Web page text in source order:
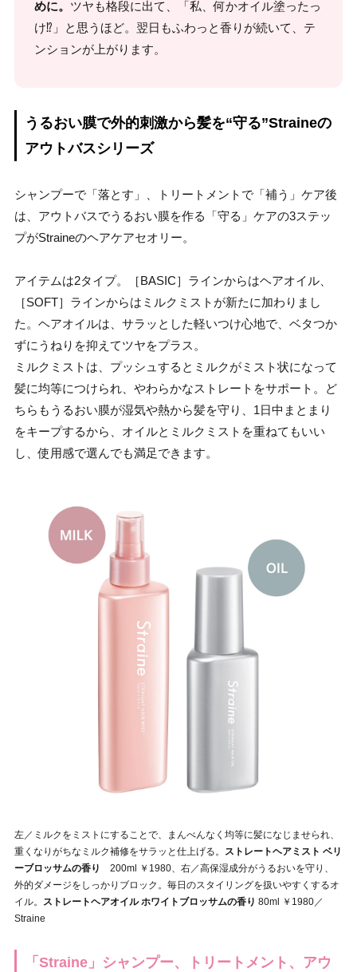
めに。 ツヤも格段に出て、「私、何かオイル塗ったっ
け⁉」と思うほど。翌日もふわっと香りが続いて、テ
ンションが上がります。
うるおい膜で外的刺激から髪を“守る”Straineの
アウトバスシリーズ
シャンプーで「落とす」、トリートメントで「補う」ケア後
は、アウトバスでうるおい膜を作る「守る」ケアの3ステッ
プがStraineのヘアケアセオリー。
アイテムは2タイプ。［BASIC］ラインからはヘアオイル、
［SOFT］ラインからはミルクミストが新たに加わりまし
た。ヘアオイルは、サラッとした軽いつけ心地で、ベタつか
ずにうねりを抑えてツヤをプラス。
ミルクミストは、プッシュするとミルクがミスト状になって
髪に均等につけられ、やわらかなストレートをサポート。ど
ちらもうるおい膜が湿気や熱から髪を守り、1日中まとまり
をキープするから、オイルとミルクミストを重ねてもいい
し、使用感で選んでも満足できます。
左／ミルクをミストにすることで、まんべんなく均等に髪になじませられ、
重くなりがちなミルク補修をサラッと仕上げる。 ストレートヘアミスト ベリ
ーブロッサムの香り
200ml ￥1980、右／高保湿成分がうるおいを守り、
外的ダメージをしっかりブロック。毎日のスタイリングを扱いやすくするオ
イル。 ストレートヘアオイル ホワイトブロッサムの香り 80ml ￥1980／
Straine
「Straine」シャンプー、トリートメント、アウ